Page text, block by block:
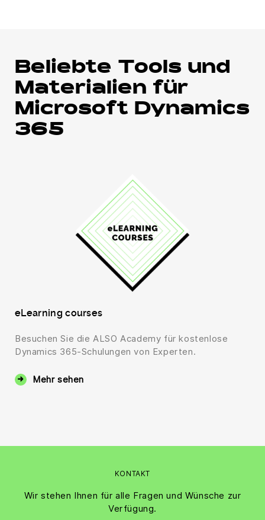
Beliebte Tools und
Materialien für
Microsoft Dynamics
365
eLearning courses
Besuchen Sie die ALSO Academy für kostenlose
Dynamics 365-Schulungen von Experten.
Mehr sehen
KONTAKT
Wir stehen Ihnen für alle Fragen und Wünsche zur
Verfügung.